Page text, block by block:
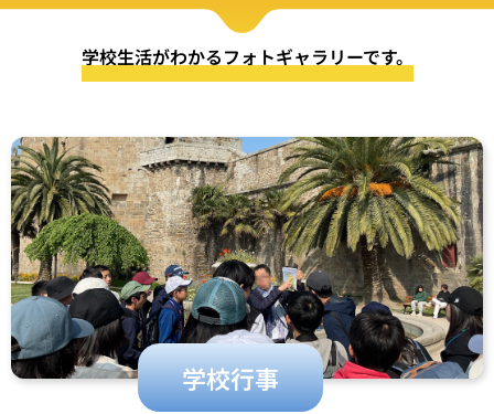
学校生活がわかるフォトギャラリーです。
学校行事